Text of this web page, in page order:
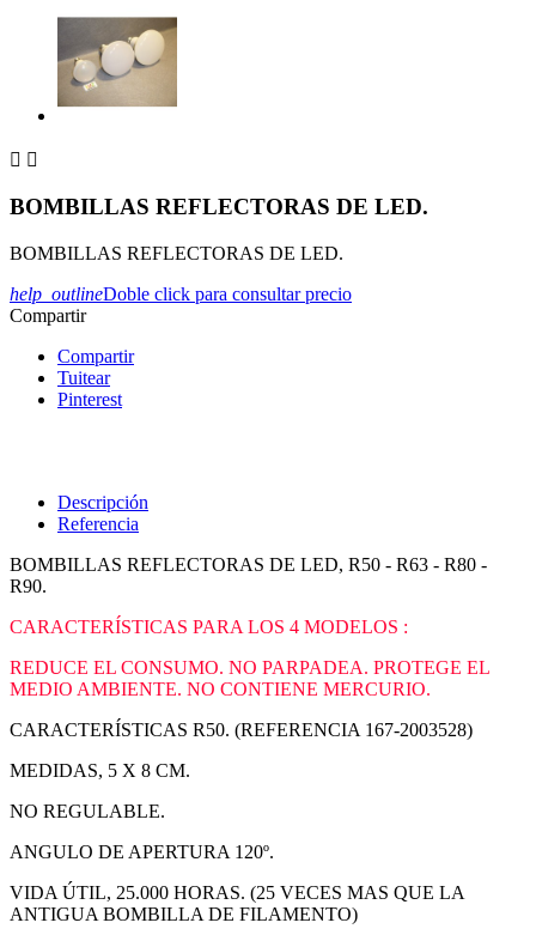
 
BOMBILLAS REFLECTORAS DE LED.
BOMBILLAS REFLECTORAS DE LED.
help_outlineDoble click para consultar precio
Compartir
Compartir
Tuitear
Pinterest
Descripción
Referencia
BOMBILLAS REFLECTORAS DE LED, R50 - R63 - R80 -
R90.
CARACTERÍSTICAS PARA LOS 4 MODELOS :
REDUCE EL CONSUMO. NO PARPADEA. PROTEGE EL
MEDIO AMBIENTE. NO CONTIENE MERCURIO.
CARACTERÍSTICAS R50. (REFERENCIA 167-2003528)
MEDIDAS, 5 X 8 CM.
NO REGULABLE.
ANGULO DE APERTURA 120º.
VIDA ÚTIL, 25.000 HORAS. (25 VECES MAS QUE LA
ANTIGUA BOMBILLA DE FILAMENTO)